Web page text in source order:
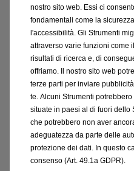
nostro sito web. Essi ci
fondamentali come la
l'accessibilità. Gli Strumenti
attraverso varie funzioni come
risultati di ricerca e, di
offriamo. Il nostro sito web
terze parti per inviare
te. Alcuni Strumenti
situate in paesi al di fuori dello
che potrebbero non aver
adeguatezza da parte delle
protezione dei dati. In questo
consenso (Art. 49.1a GDPR).